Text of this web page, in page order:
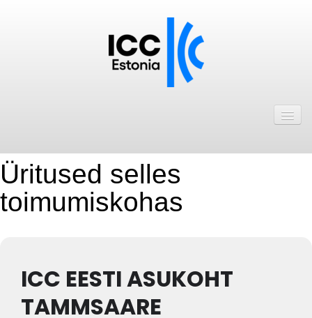
Liikmed
ICC Eesti liikmebaas
Kalender
ICC Eesti
Üritused selles
toimumiskohas
ICC EESTI ASUKOHT
TAMMSAARE